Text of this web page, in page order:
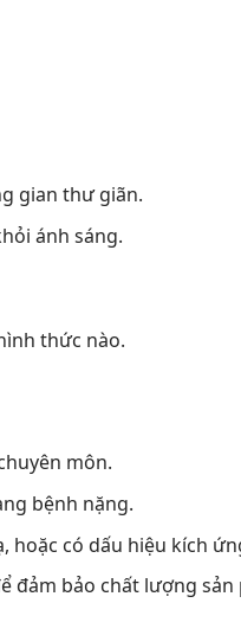
gian thư giãn.
ánh sáng.
thức nào.
môn.
bệnh nặng.
hoặc có dấu hiệu kích
đảm bảo chất lượng sản